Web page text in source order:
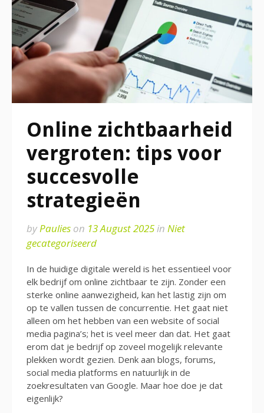
Online zichtbaarheid
vergroten: tips voor
succesvolle
strategieën
byPaulies on 13 August 2025in Niet
gecategoriseerd
In de huidige digitale wereld is het essentieel voor
elk bedrijf om online zichtbaar te zijn. Zonder een
sterke online aanwezigheid, kan het lastig zijn om
op te vallen tussen de concurrentie. Het gaat niet
alleen om het hebben van een website of social
media pagina’s; het is veel meer dan dat. Het gaat
erom dat je bedrijf op zoveel mogelijk relevante
plekken wordt gezien. Denk aan blogs, forums,
social media platforms en natuurlijk in de
zoekresultaten van Google. Maar hoe doe je dat
eigenlijk?